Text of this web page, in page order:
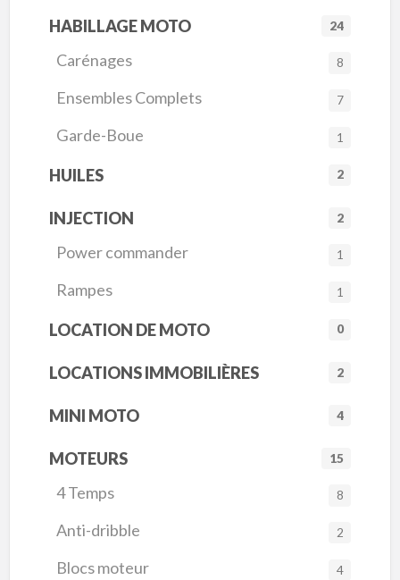
HABILLAGE MOTO 24
Carénages 8
Ensembles Complets 7
Garde-Boue 1
HUILES 2
INJECTION 2
Power commander 1
Rampes 1
LOCATION DE MOTO 0
LOCATIONS IMMOBILIÈRES 2
MINI MOTO 4
MOTEURS 15
4 Temps 8
Anti-dribble 2
Blocs moteur 4